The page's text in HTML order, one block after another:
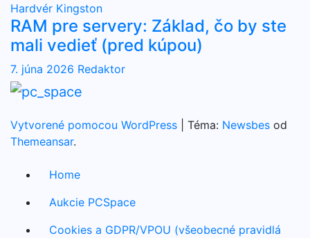
Hardvér Kingston
RAM pre servery: Základ, čo by ste
mali vedieť (pred kúpou)
7. júna 2026 Redaktor
Vytvorené pomocou WordPress Téma: Newsbes od
Themeansar.
Home
Aukcie PCSpace
Cookies a GDPR/VPOU (všeobecné pravidlá